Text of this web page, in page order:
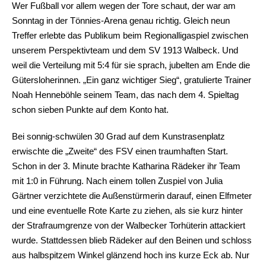
Wer Fußball vor allem wegen der Tore schaut, der war am
Sonntag in der Tönnies-Arena genau richtig. Gleich neun
Treffer erlebte das Publikum beim Regionalligaspiel zwischen
unserem Perspektivteam und dem SV 1913 Walbeck. Und
weil die Verteilung mit 5:4 für sie sprach, jubelten am Ende die
Gütersloherinnen. „Ein ganz wichtiger Sieg“, gratulierte Trainer
Noah Henneböhle seinem Team, das nach dem 4. Spieltag
schon sieben Punkte auf dem Konto hat.
Bei sonnig-schwülen 30 Grad auf dem Kunstrasenplatz
erwischte die „Zweite“ des FSV einen traumhaften Start.
Schon in der 3. Minute brachte Katharina Rädeker ihr Team
mit 1:0 in Führung. Nach einem tollen Zuspiel von Julia
Gärtner verzichtete die Außenstürmerin darauf, einen Elfmeter
und eine eventuelle Rote Karte zu ziehen, als sie kurz hinter
der Strafraumgrenze von der Walbecker Torhüterin attackiert
wurde. Stattdessen blieb Rädeker auf den Beinen und schloss
aus halbspitzem Winkel glänzend hoch ins kurze Eck ab. Nur